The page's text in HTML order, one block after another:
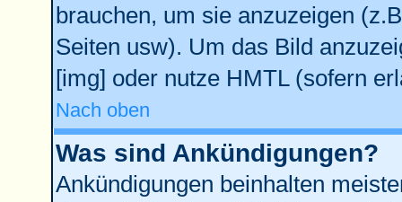
brauchen, um sie anzuzeigen
Seiten usw). Um das Bild
[img] oder nutze HMTL (sofern
Nach oben
Was sind Ankündigungen?
Ankündigungen beinhalten